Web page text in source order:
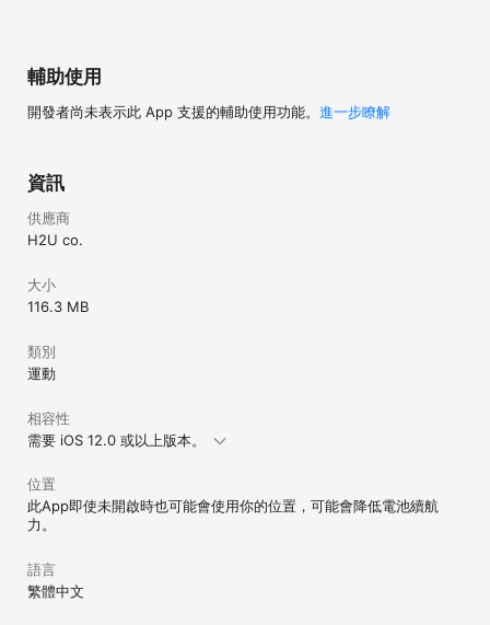
輔助使用
開發者尚未表示此 App 支援的輔助使用功能。 進一步瞭解
資訊
供應商
H2U co.
大小
116.3 MB
類別
運動
相容性
需要 iOS 12.0 或以上版本。
位置
此App即使未開啟時也可能會使用你的位置，可能會降低電池續航
力。
語言
繁體中文